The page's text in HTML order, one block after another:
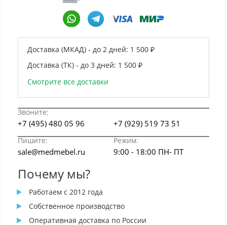
Доставка (МКАД) - до 2 дней: 1 500 ₽
Доставка (ТК) - до 3 дней: 1 500 ₽
Смотрите все доставки
Звоните:
+7 (495) 480 05 96 +7 (929) 519 73 51
Пишите: Режим:
sale@medmebel.ru 9:00 - 18:00 ПН- ПТ
Почему мы?
Работаем с 2012 года
Собственное производство
Оперативная доставка по России